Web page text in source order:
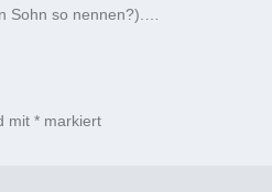
Sohn so nennen?).…
mit* markiert